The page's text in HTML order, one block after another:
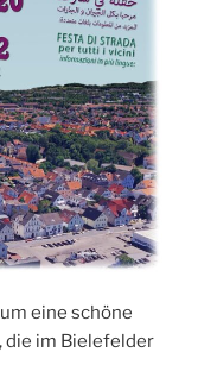
eine schöne
die im Bielefelder